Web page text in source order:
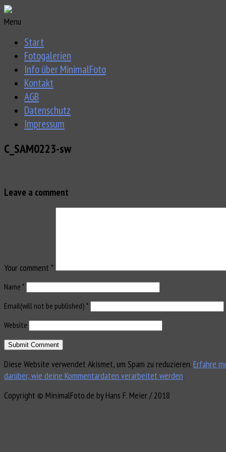
Menu
Start
Fotogalerien
Info über MinimalFoto
Kontakt
AGB
Datenschutz
Impressum
C_SAM0223-sw
Leave a comment
Your comment *
Name *
Email(will not be published) *
Website
Diese Website verwendet Akismet, um Spam zu reduzieren.Erfahre
darüber, wie deine Kommentardaten verarbeitet werden.
Copyright © MinimalFoto.de by Hans F. Meier / 2018